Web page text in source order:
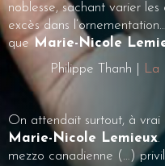
noblesse, sachant varier
excès dans
que Marie-Nicole
Philippe Thanh |
La
On attendait surtout, à
Marie-Nicole Lemieux.
mezzo canadienne (…)